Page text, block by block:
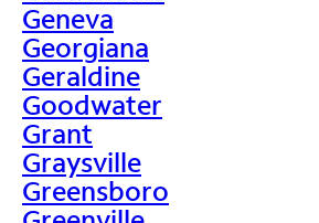
Geneva
Georgiana
Geraldine
Goodwater
Grant
Graysville
Greensboro